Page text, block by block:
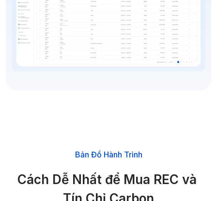
Bản Đồ Hành Trình
Cách Dễ Nhất để Mua REC và